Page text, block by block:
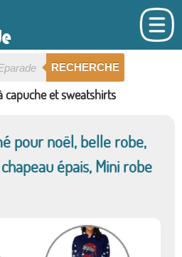
RECHERCHE
capuche et sweatshirts
pour noël, belle robe,
épais, Mini robe